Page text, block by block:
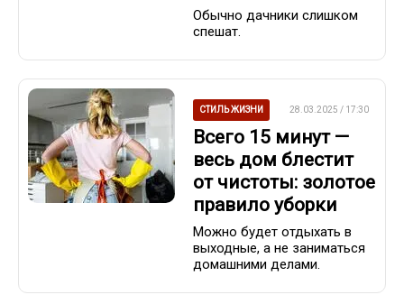
Обычно дачники слишком
спешат.
СТИЛЬ ЖИЗНИ 28.03.2025 / 17:30
Всего 15 минут —
весь дом блестит
от чистоты: золотое
правило уборки
Можно будет отдыхать в
выходные, а не заниматься
домашними делами.